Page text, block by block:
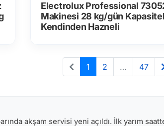
Electrolux Professional
Makinesi 28 kg/gün
Kendinden Hazneli
1 2 … 47
akşam servisi yeni açıldı. İlk yarım